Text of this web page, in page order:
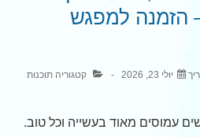
הזמנה למפגש
יולי 23, 2026 קטגוריהתוכנות
עמוסים מאוד בעשייה וכל טוב.